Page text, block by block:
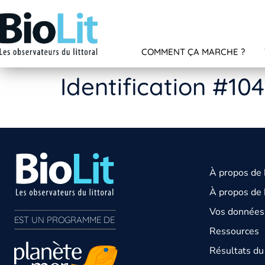
COMMENT ÇA MARCHE ?
Identification
EST UN PROGRAMME DE
À propos de
À propos de
Vos
Ressources
Résultats